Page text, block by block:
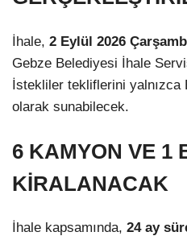
İhale, 2 Eylül 2026
Gebze Belediyesi İhale
İstekliler tekliflerini yalnızca
olarak sunabilecek.
6 KAMYON VE 1
KİRALANACAK
İhale kapsamında, 24 ay